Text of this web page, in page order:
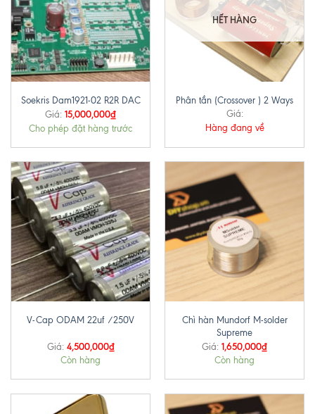
Soekris Dam1921-02 R2R DAC
Giá: 15,000,000₫
Cho phép đặt hàng trước
HẾT HÀNG
Phân tần (Crossover ) 2 Ways
Giá:
Hàng đang về
V-Cap ODAM 22uf /250V
Giá: 4,500,000₫
Còn hàng
Chì hàn Mundorf M-solder
Supreme
Giá: 1,650,000₫
Còn hàng